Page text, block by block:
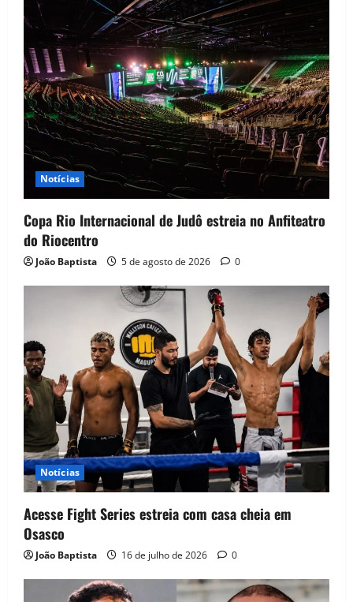
Notícias
Copa Rio Internacional de Judô estreia no Anfiteatro
do Riocentro
João Baptista 5 de agosto de 2026 0
Notícias
Acesse Fight Series estreia com casa cheia em
Osasco
João Baptista 16 de julho de 2026 0